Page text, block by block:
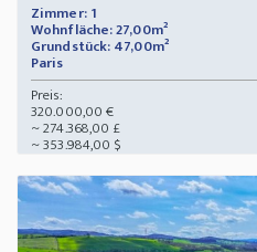
Zimmer: 1
Wohnfläche: 27,00m²
Grundstück: 47,00m²
Paris
Preis:
320.000,00 €
~ 274.368,00 £
~ 353.984,00 $